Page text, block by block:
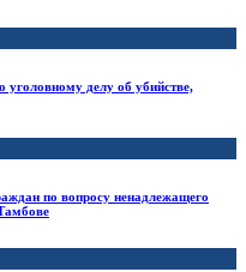
уголовному делу об убийстве,
по вопросу ненадлежащего